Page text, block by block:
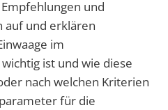
und
auf und erklären
im
ist und wie diese
nach welchen Kriterien
für die